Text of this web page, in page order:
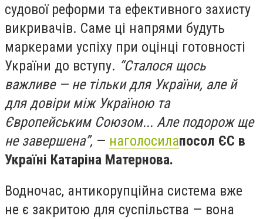
судової реформи та ефективного захисту
викривачів. Саме ці напрями будуть
маркерами успіху при оцінці готовності
України до вступу. “Сталося щось
важливе — не тільки для України, але й
для довіри між Україною та
Європейським Союзом... Але подорож ще
не завершена”, — наголосилапосол ЄС в
Україні Катаріна Матернова.
Водночас, антикорупційна система вже
не є закритою для суспільства — вона